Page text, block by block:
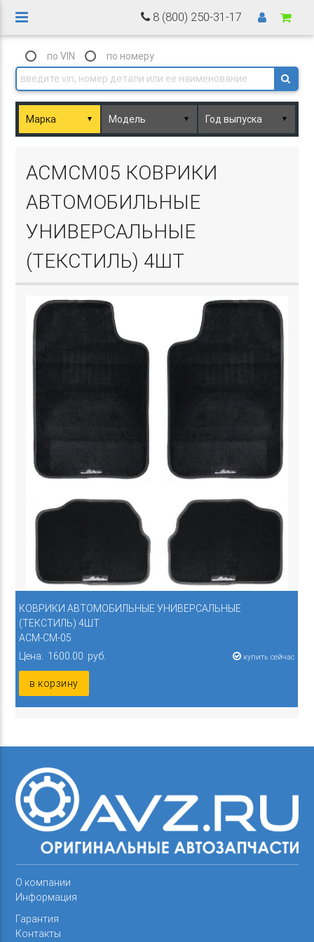
8 (800) 250-31-17
по VIN по номеру
▼ ▼ ▼
ACMCM05 КОВРИКИ
АВТОМОБИЛЬНЫЕ
УНИВЕРСАЛЬНЫЕ
(ТЕКСТИЛЬ) 4ШТ
КОВРИКИ АВТОМОБИЛЬНЫЕ УНИВЕРСАЛЬНЫЕ
(ТЕКСТИЛЬ) 4ШТ
ACM-CM-05
Цена: 1600.00 руб.
купить сейчас
в корзину
О компании
Информация
Гарантия
Контакты